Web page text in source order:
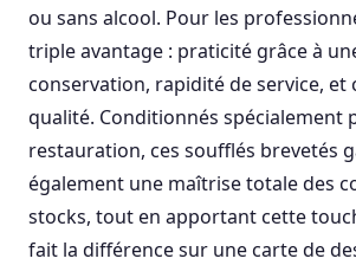
ou sans alcool. Pour les
triple avantage : praticité grâce à
conservation, rapidité de service, et
qualité. Conditionnés spécialement
restauration, ces soufflés brevetés
également une maîtrise totale des
stocks, tout en apportant cette
fait la différence sur une carte de